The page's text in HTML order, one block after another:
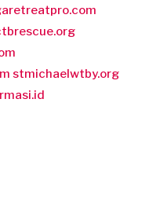
stmichaelwtby.org